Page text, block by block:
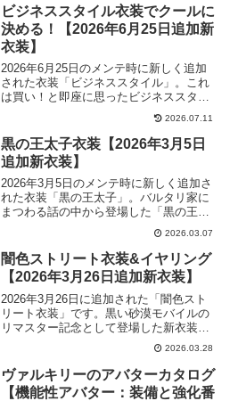
ビジネススタイル衣装でクールに
決める！【2026年6月25日追加新
衣装】
2026年6月25日のメンテ時に新しく追加
された衣装「ビジネススタイル」。これ
は買い！と即座に思ったビジネススタイ
ルの登場です！私こういう雰囲気大好物
なんですよねｗ黒い砂漠の世界感として
はどうかと思うところもありますけど、
今更ですしね！
2026.07.11
黒の王太子衣装【2026年3月5日
追加新衣装】
2026年3月5日のメンテ時に新しく追加さ
れた衣装「黒の王太子」。バルタリ家に
まつわる話の中から登場した「黒の王太
子」衣装。ストーリーを進めればより没
入できるかもしれません。黒の王太子衣
装は常時販売となります。
2026.03.07
闇色ストリート衣装&イヤリング
【2026年3月26日追加新衣装】
2026年3月26日に追加された「闇色スト
リート衣装」です。黒い砂漠モバイルの
リマスター記念として登場した新衣装。
闇色ストリート衣装&闇色ストリートイヤ
リングは、常時販売になります。闇色ス
トリート衣装マントONマントOFFヘルム
■基本商品■...
2026.03.28
ヴァルキリーのアバターカタログ
【機能性アバター：装備と強化番